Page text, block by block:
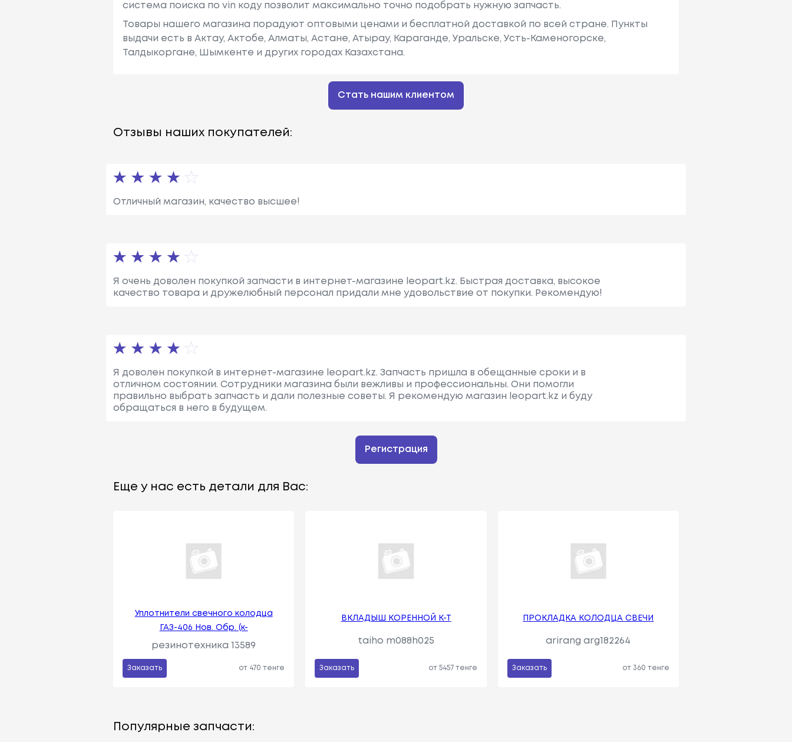
система поиска по vin коду позволит максимально точно подобрать нужную запчасть.
Товары нашего магазина порадуют оптовыми ценами и бесплатной доставкой по всей стране. Пункты
выдачи есть в Актау, Актобе, Алматы, Астане, Атырау, Караганде, Уральске, Усть-Каменогорске,
Талдыкоргане, Шымкенте и других городах Казахстана.
Стать нашим клиентом
Отзывы наших покупателей:
Отличный магазин, качество высшее!
Я очень доволен покупкой запчасти в интернет-магазине leopart.kz. Быстрая доставка, высокое
качество товара и дружелюбный персонал придали мне удовольствие от покупки. Рекомендую!
Я доволен покупкой в интернет-магазине leopart.kz. Запчасть пришла в обещанные сроки и в
отличном состоянии. Сотрудники магазина были вежливы и профессиональны. Они помогли
правильно выбрать запчасть и дали полезные советы. Я рекомендую магазин leopart.kz и буду
обращаться в него в будущем.
Регистрация
Еще у нас есть детали для Вас:
Уплотнители свечного колодца
ГАЗ-406 Нов. Обр. (к-
резинотехника 13589
Заказать от 470 тенге
ВКЛАДЫШ КОРЕННОЙ К-Т
taiho m088h025
Заказать от 5457 тенге
ПРОКЛАДКА КОЛОДЦА СВЕЧИ
arirang arg182264
Заказать от 360 тенге
Популярные запчасти: